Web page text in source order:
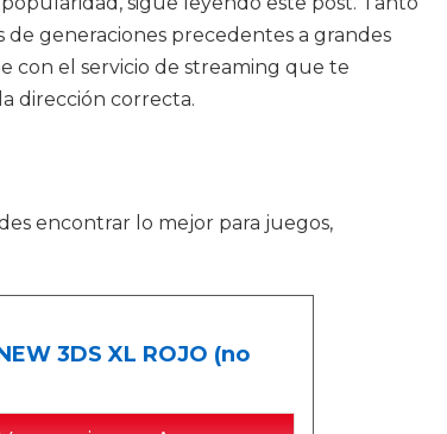
de generaciones precedentes a grandes
con el servicio de streaming que te
dirección correcta.
encontrar lo mejor para juegos,
3DS XL ROJO (no